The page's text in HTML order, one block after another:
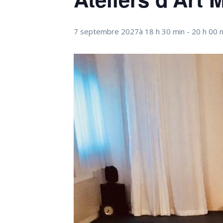
7 septembre 2027à 18 h 30 min - 20 h 00